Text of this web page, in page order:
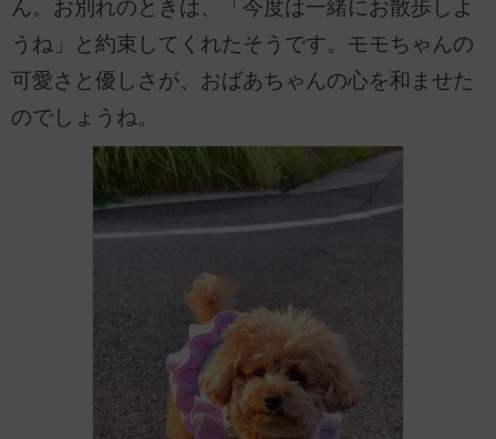
ん。お別れのときは、「今度は一緒にお散歩しよ
うね」と約束してくれたそうです。モモちゃんの
可愛さと優しさが、おばあちゃんの心を和ませた
のでしょうね。